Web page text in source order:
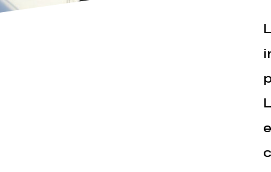
Espace